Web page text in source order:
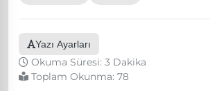
Yazı Ayarları
Okuma Süresi: 3 Dakika
Toplam Okunma: 78